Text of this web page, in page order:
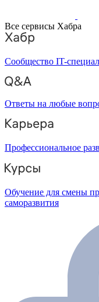
Все сервисы Хабра
Сообщество IT-
Ответы на любые
Профессиональное
Обучение для смены
саморазвития